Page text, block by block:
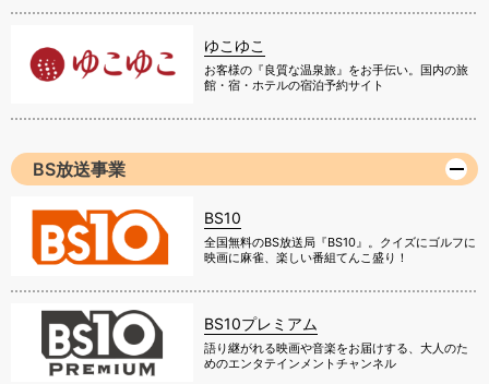
ゆこゆこ
お客様の『良質な温泉旅』をお手伝い。国内の旅
館・宿・ホテルの宿泊予約サイト
BS放送事業
BS10
全国無料のBS放送局『BS10』。クイズにゴルフに
映画に麻雀、楽しい番組てんこ盛り！
BS10プレミアム
語り継がれる映画や音楽をお届けする、大人のた
めのエンタテインメントチャンネル